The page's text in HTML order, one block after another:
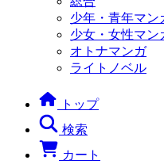
少年・青年マン
少女・女性マン
オトナマンガ
ライトノベル
トップ
検索
カート